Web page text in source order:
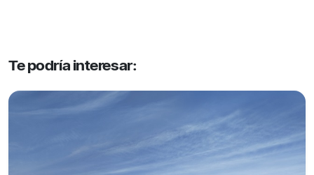
Te podría interesar: